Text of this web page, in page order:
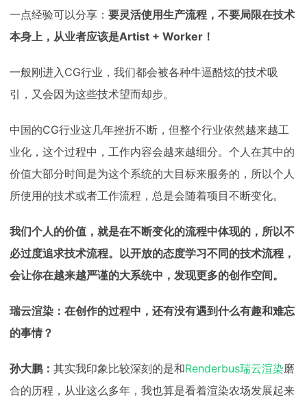
一点经验可以分享： 要灵活使用生产流程，不要局限在技术
本身上，从业者应该是Artist + Worker！
一般刚进入CG行业，我们都会被各种牛逼酷炫的技术吸
引，又会因为这些技术望而却步。
中国的CG行业这几年挫折不断，但整个行业依然越来越工
业化，这个过程中，工作内容会越来越细分。个人在其中的
价值大部分时间是为这个系统的大目标来服务的，所以个人
所使用的技术或者工作流程，总是会随着项目不断变化。
我们个人的价值，就是在不断变化的流程中体现的，所以不
必过度追求技术流程。以开放的态度学习不同的技术流程，
会让你在越来越严谨的大系统中，发现更多的创作空间。
瑞云渲染：在创作的过程中，还有没有遇到什么有趣和难忘
的事情？
孙大鹏： 其实我印象比较深刻的是和Renderbus瑞云渲染磨
合的历程，从业这么多年，我也算是看着渲染农场发展起来